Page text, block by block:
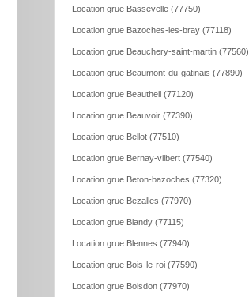
Location grue Bassevelle (77750)
Location grue Bazoches-les-bray (77118)
Location grue Beauchery-saint-martin (77560)
Location grue Beaumont-du-gatinais (77890)
Location grue Beautheil (77120)
Location grue Beauvoir (77390)
Location grue Bellot (77510)
Location grue Bernay-vilbert (77540)
Location grue Beton-bazoches (77320)
Location grue Bezalles (77970)
Location grue Blandy (77115)
Location grue Blennes (77940)
Location grue Bois-le-roi (77590)
Location grue Boisdon (77970)